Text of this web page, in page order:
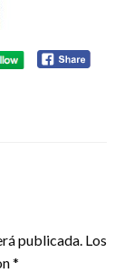
publicada. Los
*